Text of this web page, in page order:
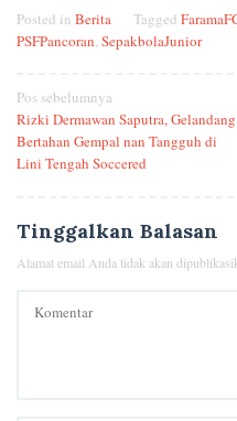
Posted in Berita Tagged
PSFPancoran, SepakbolaJunior
Navigasi
pos
Pos sebelumnya
Rizki Dermawan Saputra, Gelandang
Bertahan Gempal nan Tangguh di
Lini Tengah Soccered
Tinggalkan Balasan
Alamat email Anda tidak akan